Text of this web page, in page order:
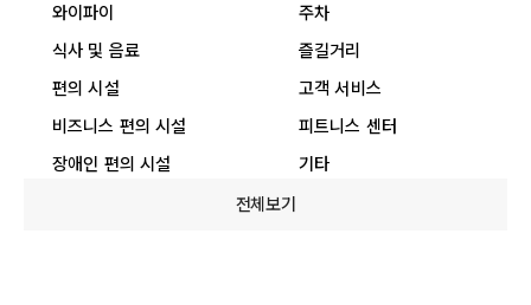
와이파이
주차
식사 및 음료
즐길거리
편의 시설
고객 서비스
비즈니스 편의 시설
피트니스 센터
장애인 편의 시설
기타
전체보기